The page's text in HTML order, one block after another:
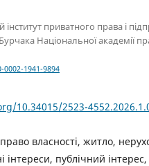
інститут приватного права і
Національної академії
1941-9894
10.34015/2523-
право власності, житло,
інтереси, публічний